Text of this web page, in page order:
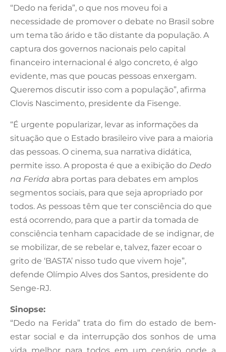
“Dedo na ferida”, o que nos moveu foi a
necessidade de promover o debate no Brasil sobre
um tema tão árido e tão distante da população. A
captura dos governos nacionais pelo capital
financeiro internacional é algo concreto, é algo
evidente, mas que poucas pessoas enxergam.
Queremos discutir isso com a população”, afirma
Clovis Nascimento, presidente da Fisenge.
“É urgente popularizar, levar as informações da
situação que o Estado brasileiro vive para a maioria
das pessoas. O cinema, sua narrativa didática,
permite isso. A proposta é que a exibição do Dedo
na Ferida abra portas para debates em amplos
segmentos sociais, para que seja apropriado por
todos. As pessoas têm que ter consciência do que
está ocorrendo, para que a partir da tomada de
consciência tenham capacidade de se indignar, de
se mobilizar, de se rebelar e, talvez, fazer ecoar o
grito de ‘BASTA’ nisso tudo que vivem hoje”,
defende Olímpio Alves dos Santos, presidente do
Senge-RJ.
Sinopse:
“Dedo na Ferida” trata do fim do estado de bem‐
estar social e da interrupção dos sonhos de uma
vida melhor para todos em um cenário onde a